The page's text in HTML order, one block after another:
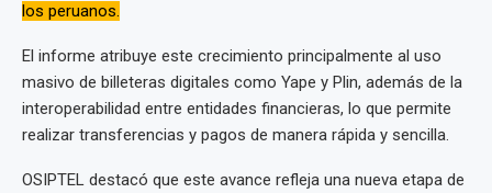
los peruanos.
El informe atribuye este crecimiento principalmente al uso
masivo de billeteras digitales como Yape y Plin, además de la
interoperabilidad entre entidades financieras, lo que permite
realizar transferencias y pagos de manera rápida y sencilla.
OSIPTEL destacó que este avance refleja una nueva etapa de